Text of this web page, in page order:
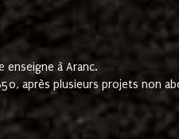
enseigne à Aranc.
après plusieurs projets non